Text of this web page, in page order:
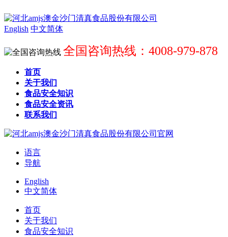
English 中文简体
全国咨询热线：4008-979-878
首页
关于我们
食品安全知识
食品安全资讯
联系我们
语言
导航
English
中文简体
首页
关于我们
食品安全知识